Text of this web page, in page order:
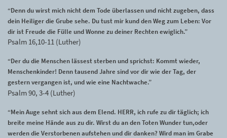
“Denn du wirst mich nicht dem Tode überlassen und nicht zugeben, dass
dein Heiliger die Grube sehe. Du tust mir kund den Weg zum Leben: Vor
dir ist Freude die Fülle und Wonne zu deiner Rechten ewiglich.”
Psalm 16,10-11 (Luther)
“Der du die Menschen lässest sterben und sprichst: Kommt wieder,
Menschenkinder! Denn tausend Jahre sind vor dir wie der Tag, der
gestern vergangen ist, und wie eine Nachtwache.”
Psalm 90, 3-4 (Luther)
“Mein Auge sehnt sich aus dem Elend. HERR, ich rufe zu dir täglich; ich
breite meine Hände aus zu dir. Wirst du an den Toten Wunder tun,oder
werden die Verstorbenen aufstehen und dir danken? Wird man im Grabe